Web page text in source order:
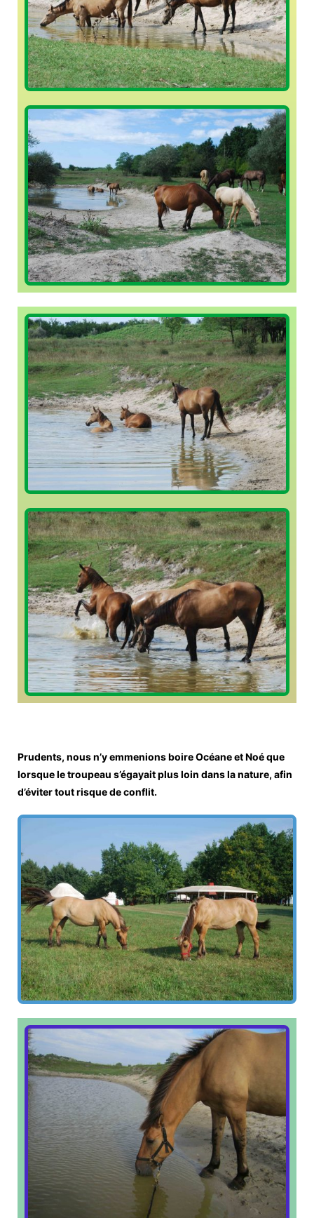
Prudents, nous n’y emmenions boire Océane et Noé que
lorsque le troupeau s’égayait plus loin dans la nature, afin
d’éviter tout risque de conflit.